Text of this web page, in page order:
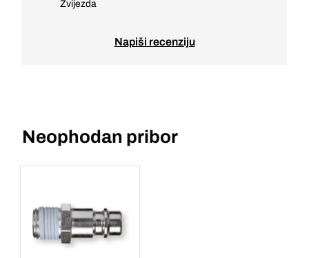
Zvijezda
Napiši recenziju
Neophodan pribor